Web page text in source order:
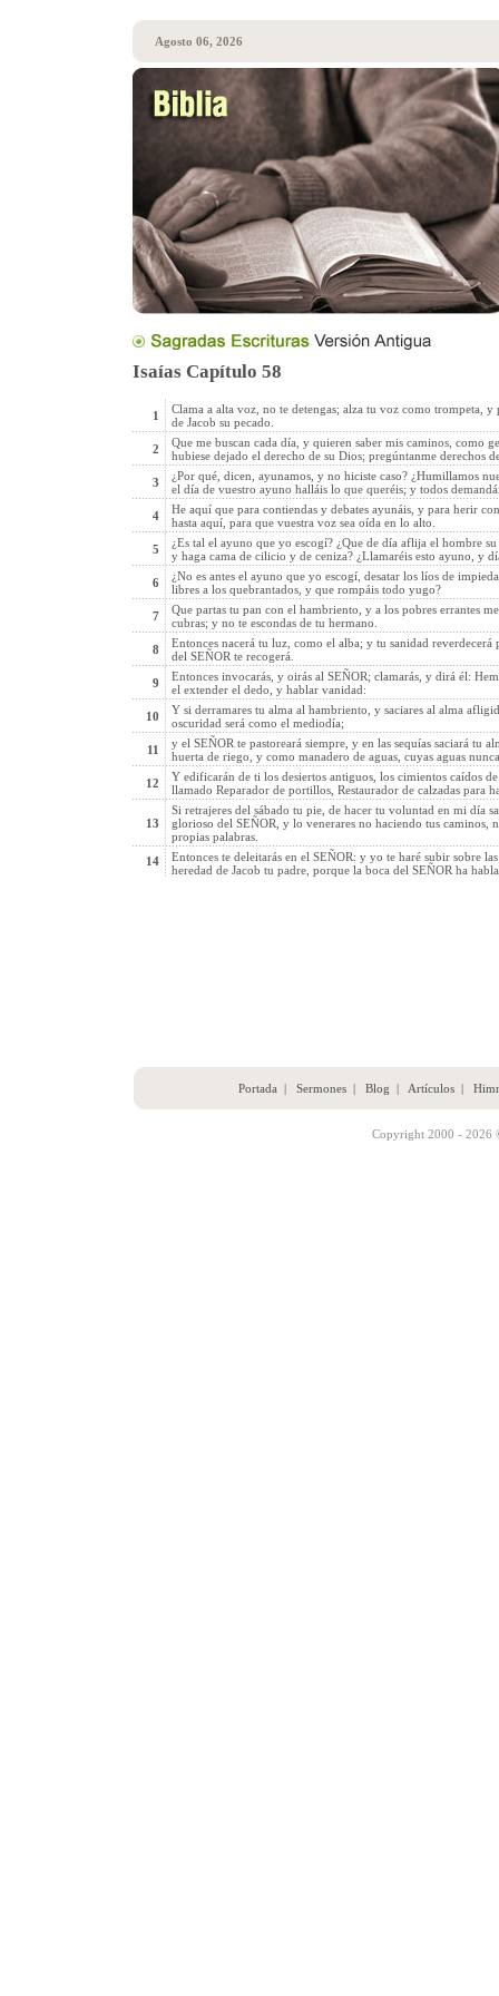
Agosto 06, 2026
Isaías Capítulo 58
1
Clama a alta voz, no te detengas; alza tu voz como trompeta,
de Jacob su pecado.
2
Que me buscan cada día, y quieren saber mis caminos, como
hubiese dejado el derecho de su Dios; pregúntanme derechos
3
¿Por qué, dicen, ayunamos, y no hiciste caso? ¿Humillamos
el día de vuestro ayuno halláis lo que queréis; y todos
4
He aquí que para contiendas y debates ayunáis, y para herir
hasta aquí, para que vuestra voz sea oída en lo alto.
5
¿Es tal el ayuno que yo escogí? ¿Que de día aflija el hombre
y haga cama de cilicio y de ceniza? ¿Llamaréis esto ayuno, y
6
¿No es antes el ayuno que yo escogí, desatar los líos de
libres a los quebrantados, y que rompáis todo yugo?
7
Que partas tu pan con el hambriento, y a los pobres errantes
cubras; y no te escondas de tu hermano.
8
Entonces nacerá tu luz, como el alba; y tu sanidad
del SEÑOR te recogerá.
9
Entonces invocarás, y oirás al SEÑOR; clamarás, y dirá él:
el extender el dedo, y hablar vanidad:
10
Y si derramares tu alma al hambriento, y saciares al alma
oscuridad será como el mediodía;
11
y el SEÑOR te pastoreará siempre, y en las sequías saciará tu
huerta de riego, y como manadero de aguas, cuyas aguas
12
Y edificarán de ti los desiertos antiguos, los cimientos caídos
llamado Reparador de portillos, Restaurador de calzadas para
13
Si retrajeres del sábado tu pie, de hacer tu voluntad en mi día
glorioso del SEÑOR, y lo venerares no haciendo tus caminos,
propias palabras.
14
Entonces te deleitarás en el SEÑOR: y yo te haré subir sobre
heredad de Jacob tu padre, porque la boca del SEÑOR ha
Portada | Sermones| Blog | Artículos|
Copyright 2000 - 2026